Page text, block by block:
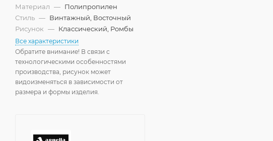
Материал — Полипропилен
Стиль — Винтажный, Восточный
Рисунок — Классический, Ромбы
Все характеристики
Обратите внимание! В связи с
технологическими особенностями
производства, рисунок может
видоизменяться в зависимости от
размера и формы изделия.